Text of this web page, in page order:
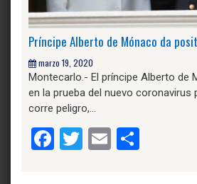
Príncipe Alberto de Mónaco da
marzo 19, 2020
Montecarlo.- El príncipe Alberto de
en la prueba del nuevo coronavirus
corre peligro,…
Facebook
Twitter
Email